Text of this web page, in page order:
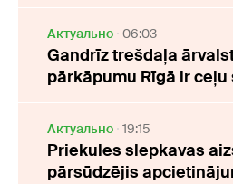
Актуально 06:03
Gandrīz trešdaļa
pārkāpumu Rīgā ir
Актуально 19:15
Priekules slepkavas
pārsūdzējis